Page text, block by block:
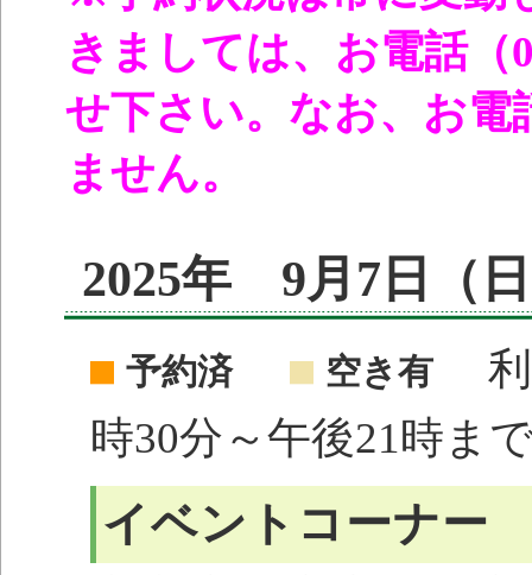
きましては、お電話（
せ下さい。なお、お電
ません。
2025年 9月7日（
予約済 空き有
利
時30分～午後21時ま
イベントコーナー